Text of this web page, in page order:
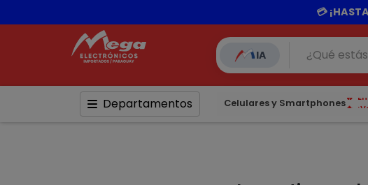
📦 Comprando
💳
IA
Departamentos Celulares y Smartphones